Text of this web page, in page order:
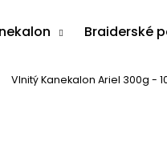
Braiderské
Vlnitý Kanekalon Ariel 300g -
Co potřebujete